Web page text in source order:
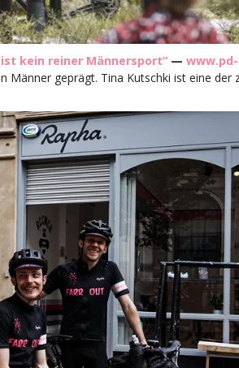
kein reiner Männersport“ —
Männer geprägt. Tina Kutschki ist eine der